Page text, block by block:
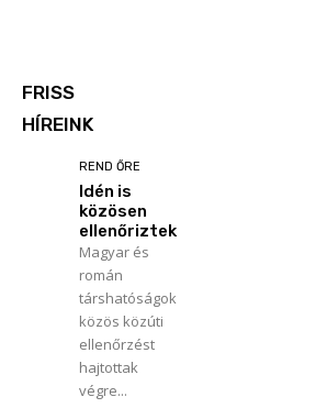
FRISS
HÍREINK
REND ŐRE
Idén is
közösen
ellenőriztek
Magyar és
román
társhatóságok
közös közúti
ellenőrzést
hajtottak
végre...